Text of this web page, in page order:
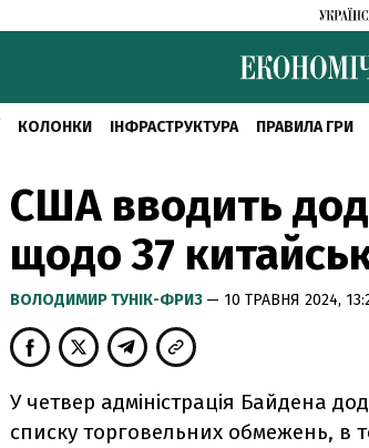
КОЛОНКИ ІНФРАСТРУКТУРА ПРАВИЛА ГРИ
США вводить
щодо 37
ВОЛОДИМИР ТУНІК-ФРИЗ — 10 ТРАВНЯ 2024,
У четвер адміністрація Байдена
списку торговельних обмежень, в